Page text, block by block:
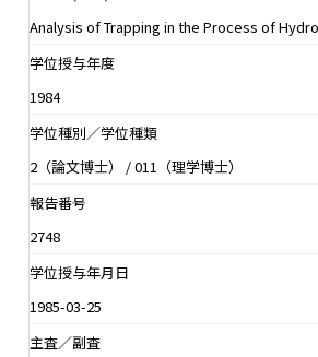
Analysis of Trapping in the Process of
学位授与年度
1984
学位種別／学位種類
2（論文博士） / 011（理学博士）
報告番号
2748
学位授与年月日
1985-03-25
主査／副査